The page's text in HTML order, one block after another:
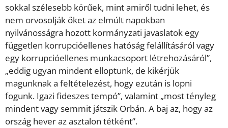
sokkal szélesebb körűek, mint amiről tudni lehet, és
nem orvosolják őket az elmúlt napokban
nyilvánosságra hozott kormányzati javaslatok egy
független korrupcióellenes hatóság felállításáról vagy
egy korrupcióellenes munkacsoport létrehozásáról”,
„eddig ugyan mindent elloptunk, de kikérjük
magunknak a feltételezést, hogy ezután is lopni
fogunk. Igazi fideszes tempó”, valamint „most tényleg
mindent vagy semmit játszik Orbán. A baj az, hogy az
ország hever az asztalon tétként”.